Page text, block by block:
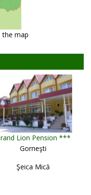
map
Lion Pension ***
Gorneşti
Şeica Mică